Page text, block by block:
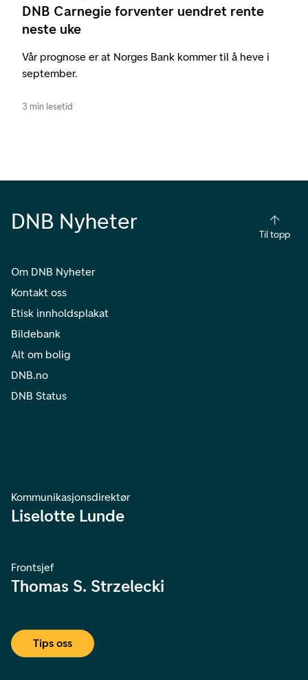
DNB Carnegie forventer uendret rente
neste uke
Vår prognose er at Norges Bank kommer til å heve i
september.
3 min lesetid
DNB Nyheter
Til topp
Om DNB Nyheter
Kontakt oss
Etisk innholdsplakat
Bildebank
Alt om bolig
DNB.no
DNB Status
Kommunikasjonsdirektør
Liselotte Lunde
Frontsjef
Thomas S. Strzelecki
Tips oss